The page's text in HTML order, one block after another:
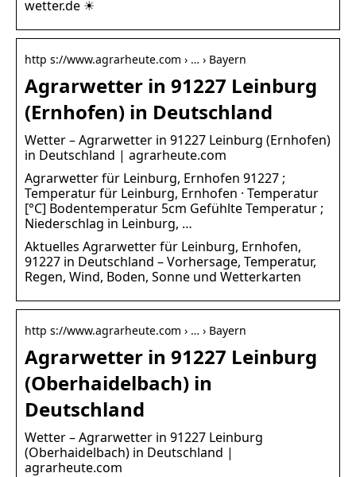
wetter.de ☀
http s://www.agrarheute.com › … › Bayern
Agrarwetter in 91227 Leinburg
(Ernhofen) in Deutschland
Wetter – Agrarwetter in 91227 Leinburg (Ernhofen)
in Deutschland | agrarheute.com
Agrarwetter für Leinburg, Ernhofen 91227 ;
Temperatur für Leinburg, Ernhofen · Temperatur
[°C] Bodentemperatur 5cm Gefühlte Temperatur ;
Niederschlag in Leinburg, …
Aktuelles Agrarwetter für Leinburg, Ernhofen,
91227 in Deutschland – Vorhersage, Temperatur,
Regen, Wind, Boden, Sonne und Wetterkarten
http s://www.agrarheute.com › … › Bayern
Agrarwetter in 91227 Leinburg
(Oberhaidelbach) in
Deutschland
Wetter – Agrarwetter in 91227 Leinburg
(Oberhaidelbach) in Deutschland |
agrarheute.com